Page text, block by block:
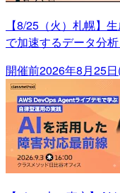
【8/25（火）札幌】
で加速するデータ分
開催前2026年8月25